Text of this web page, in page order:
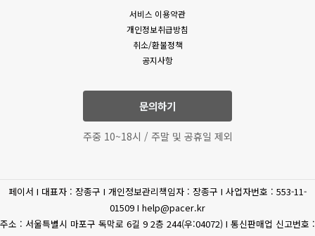
회원이 명시적으로 거부의 의사표시를 하지 아니한 경우 회원이
개정약관에 동의한 것으로 봅니다.
4. 제3항에 의해 변경된 약관은 법령에 특별한 규정이나 기타
부득이한 사유가 없는 한 그 적용일자 이전으로 소급하여
약관에 동의하지 않을 경우 언제든지 자유롭게 서비스 이용을
중단하고 탈퇴할 수 있습니다.
6. 회사는 제공하는 서비스 내의 개별 서비스에 대한 별도의 약관
절차를 거치게 됩니다. 이 경우 개별 서비스에 대한 이용약관 등이
이 약관에 우선합니다.
제 4 조 (약관 외 준칙)
있을수 있습니다.)
(필수) 결제기록(상품,
금액) 신용카트, 카드사명,
휴대전화
인증
(선택) 휴대폰 번호
(필수) 주민등록번호, 주소,
이름
서비스 이용약관
개인정보취급방침
취소/환불정책
공지사항
문의하기
주중 10~18시 / 주말 및 공휴일 제외
페이서 I 대표자 : 장종구 I 개인정보관리책임자 : 장종구 I 사업자번호 : 553-11-
01509 I help@pacer.kr
주소 : 서울특별시 마포구 독막로 6길 9 2층 244(우:04072) I 통신판매업 신고번호 :